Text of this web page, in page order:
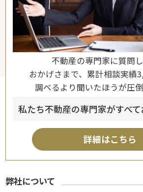
不動産の専門家に質問
おかげさまで、累計相談実績
調べるより聞いたほうが圧
私たち不動産の専門家がすべて
詳細はこちら
弊社について